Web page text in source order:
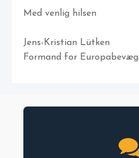
Med venlig hilsen
Jens-Kristian Lütken
Formand for